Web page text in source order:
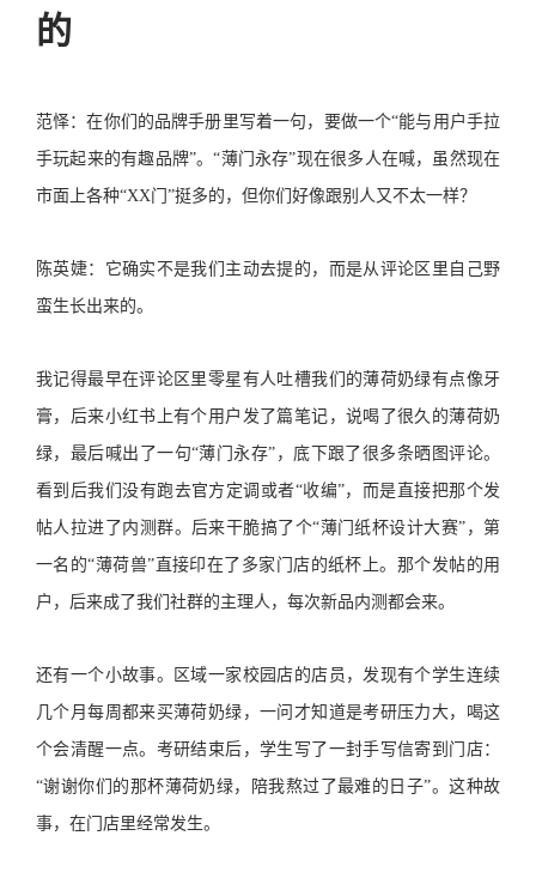
的
范怿：在你们的品牌手册里写着一句，要做一个“能与用户手拉
手玩起来的有趣品牌”。“薄门永存”现在很多人在喊，虽然现在
市面上各种“XX门”挺多的，但你们好像跟别人又不太一样？
陈英婕：它确实不是我们主动去提的，而是从评论区里自己野
蛮生长出来的。
我记得最早在评论区里零星有人吐槽我们的薄荷奶绿有点像牙
膏，后来小红书上有个用户发了篇笔记，说喝了很久的薄荷奶
绿，最后喊出了一句“薄门永存”，底下跟了很多条晒图评论。
看到后我们没有跑去官方定调或者“收编”，而是直接把那个发
帖人拉进了内测群。后来干脆搞了个“薄门纸杯设计大赛”，第
一名的“薄荷兽”直接印在了多家门店的纸杯上。那个发帖的用
户，后来成了我们社群的主理人，每次新品内测都会来。
还有一个小故事。区域一家校园店的店员，发现有个学生连续
几个月每周都来买薄荷奶绿，一问才知道是考研压力大，喝这
个会清醒一点。考研结束后，学生写了一封手写信寄到门店：
“谢谢你们的那杯薄荷奶绿，陪我熬过了最难的日子”。这种故
事，在门店里经常发生。